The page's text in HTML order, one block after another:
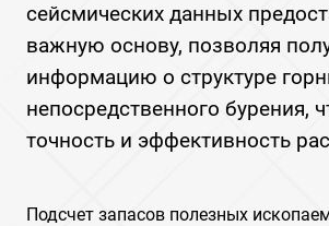
сейсмических данных
важную основу, позволяя
информацию о структуре
непосредственного бурения,
точность и эффективность
Подсчет запасов полезных